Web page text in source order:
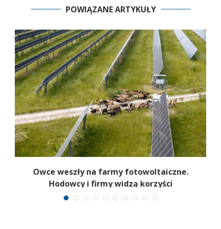
POWIĄZANE ARTYKUŁY
Owce weszły na farmy fotowoltaiczne.
Hodowcy i firmy widzą korzyści